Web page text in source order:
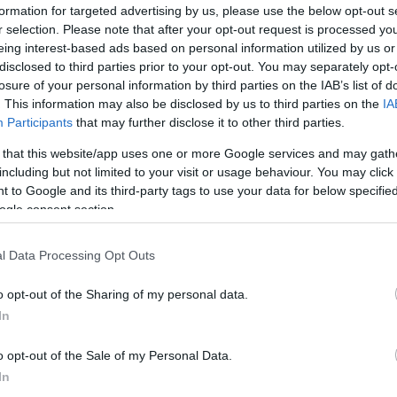
for targeted advertising by us, please use the below opt-out
selection. Please note that after your opt-out request is processed
interest-based ads based on personal information utilized by us
to third parties prior to your opt-out. You may separately
of your personal information by third parties on the IAB’s list of
This information may also be disclosed by us to third parties on the
Participants that may further disclose it to other third parties.
that this website/app uses one or more Google services and may
but not limited to your visit or usage behaviour. You may
to Google and its third-party tags to use your data for below
consent section.
Data Processing Opt Outs
opt-out of the Sharing of my personal data.
opt-out of the Sale of my Personal Data.
információs pultnál tájékozódhatunk a tesztelés
a terminál több pontján is hostessek segítik.
kérhető
bejelentkezésre, csakonline regisztrációramobilon,
a felhasználó e-mailben kapja meg azt a QR-kódot,
és azonnal megkapja a sorszámát. A repülőtér
számára sorszámhívókat helyezett ki, így
és sorban állás nélkül valósulhasson meg a
lehet kifizetheti a PCR teszt hatóságilag
kezdve minden
és a repülőtéri személyzet